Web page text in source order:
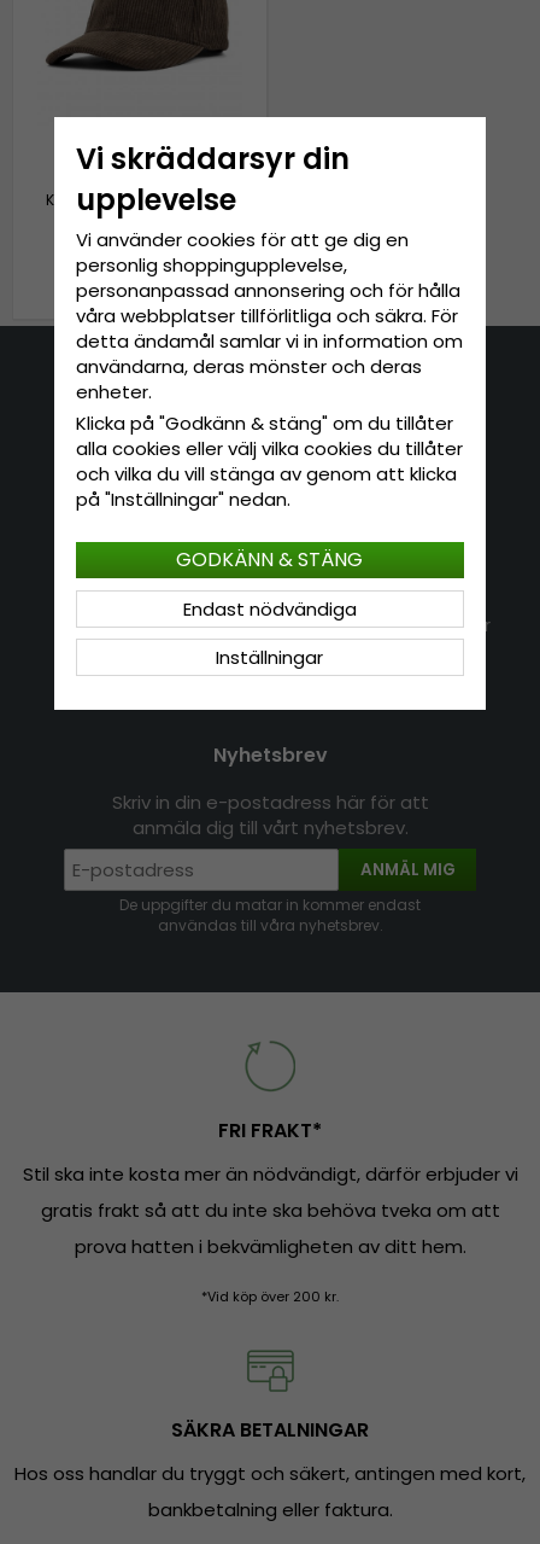
Keps Barn - Gårda Tenby
Corduroy Cap (brun)
199 kr
E-mail: info@hatshop.se
Tel: 031-320 22 00
Kundservice
Kontakt
Jag vill göra en retur
Logga in
Information
Om Hatshop.se
Populära sökningar
Nyhetsbrev
Skriv in din e-postadress här för att
anmäla dig till vårt nyhetsbrev.
ANMÄL MIG
De uppgifter du matar in kommer endast
användas till våra nyhetsbrev.
FRI FRAKT*
Stil ska inte kosta mer än nödvändigt, därför erbjuder vi
gratis frakt så att du inte ska behöva tveka om att
prova hatten i bekvämligheten av ditt hem.
*Vid köp över 200 kr.
SÄKRA BETALNINGAR
Hos oss handlar du tryggt och säkert, antingen med kort,
bankbetalning eller faktura.
Vi skräddarsyr din
upplevelse
Vi använder cookies för att ge dig en
personlig shoppingupplevelse,
personanpassad annonsering och för hålla
våra webbplatser tillförlitliga och säkra. För
detta ändamål samlar vi in information om
användarna, deras mönster och deras
enheter.
Klicka på "Godkänn & stäng" om du tillåter
alla cookies eller välj vilka cookies du tillåter
och vilka du vill stänga av genom att klicka
på "Inställningar" nedan.
Inställningar
Endast nödvändiga
GODKÄNN & STÄNG